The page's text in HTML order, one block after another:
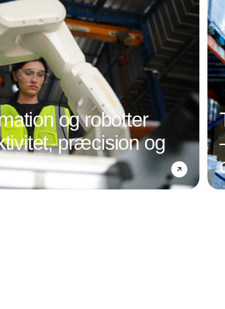
og robotter
præcision og